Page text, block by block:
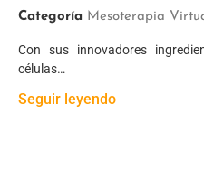
Categoría Mesoterapia
Con sus innovadores
células…
Seguir leyendo